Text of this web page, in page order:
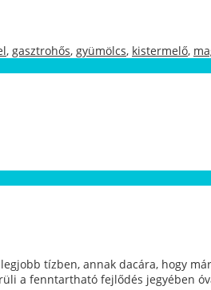
, gasztrohős, gyümölcs, kistermelő,
tízben, annak dacára, hogy
a fenntartható fejlődés jegyében